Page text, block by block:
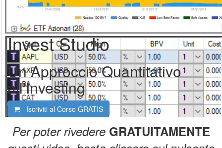
Invest Studio
Un Approccio Quantitativo
all'Investing
Iscriviti al Corso GRATIS
Per poter rivedere GRATUITAMENTE